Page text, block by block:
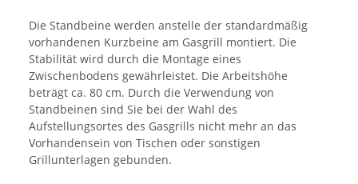
Die Standbeine werden anstelle der standardmäßig
vorhandenen Kurzbeine am Gasgrill montiert. Die
Stabilität wird durch die Montage eines
Zwischenbodens gewährleistet. Die Arbeitshöhe
beträgt ca. 80 cm. Durch die Verwendung von
Standbeinen sind Sie bei der Wahl des
Aufstellungsortes des Gasgrills nicht mehr an das
Vorhandensein von Tischen oder sonstigen
Grillunterlagen gebunden.